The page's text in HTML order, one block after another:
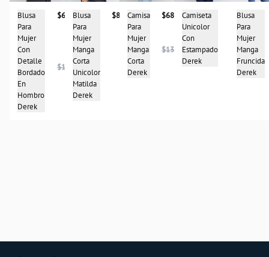
Blusa
Para
Mujer
Con
Detalle
Bordado
En
Hombro
Derek
$68.950
$137.900
Blusa
Para
Mujer
Manga
Corta
Unicolor
Matilda
Derek
$87.900Camisa
Para
Mujer
Manga
Corta
Derek
$68.950
$137.900
Camiseta
Unicolor
Con
Estampado
Derek
$68.950
$136.900
Blusa
Para
Mujer
Manga
Fruncida
Derek